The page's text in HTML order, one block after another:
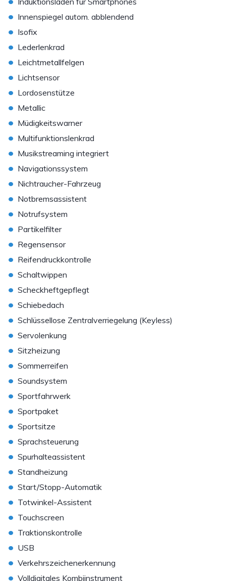
• Innenspiegel autom. abblendend
• Isofix
• Lederlenkrad
• Leichtmetallfelgen
• Lichtsensor
• Lordosenstütze
• Metallic
• Müdigkeitswarner
• Multifunktionslenkrad
• Musikstreaming integriert
• Navigationssystem
• Nichtraucher-Fahrzeug
• Notbremsassistent
• Notrufsystem
• Partikelfilter
• Regensensor
• Reifendruckkontrolle
• Schaltwippen
• Scheckheftgepflegt
• Schiebedach
• Schlüssellose Zentralverriegelung (Keyless)
• Servolenkung
• Sitzheizung
• Sommerreifen
• Soundsystem
• Sportfahrwerk
• Sportpaket
• Sportsitze
• Sprachsteuerung
• Spurhalteassistent
• Standheizung
• Start/Stopp-Automatik
• Totwinkel-Assistent
• Touchscreen
• Traktionskontrolle
• USB
• Verkehrszeichenerkennung
• Volldigitales Kombiinstrument